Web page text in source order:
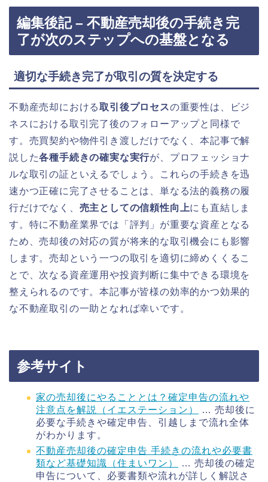
編集後記 – 不動産売却後の手続き完
了が次のステップへの基盤となる
適切な手続き完了が取引の質を決定する
不動産売却における取引後プロセスの重要性は、ビジ
ネスにおける取引完了後のフォローアップと同様で
す。売買契約や物件引き渡しだけでなく、本記事で解
説した各種手続きの確実な実行が、プロフェッショナ
ルな取引の証といえるでしょう。これらの手続きを迅
速かつ正確に完了させることは、単なる法的義務の履
行だけでなく、 売主としての信頼性向上にも直結しま
す。特に不動産業界では「評判」が重要な資産となる
ため、売却後の対応の質が将来的な取引機会にも影響
します。売却という一つの取引を適切に締めくくるこ
とで、次なる資産運用や投資判断に集中できる環境を
整えられるのです。本記事が皆様の効率的かつ効果的
な不動産取引の一助となれば幸いです。
参考サイト
家の売却後にやることとは？確定申告の流れや
注意点を解説（イエステーション）
… 売却後に
必要な手続きや確定申告、引越しまで流れ全体
がわかります。
不動産売却後の確定申告 手続きの流れや必要書
類など基礎知識（住まいワン）
… 売却後の確定
申告について、必要書類や流れが詳しく解説さ